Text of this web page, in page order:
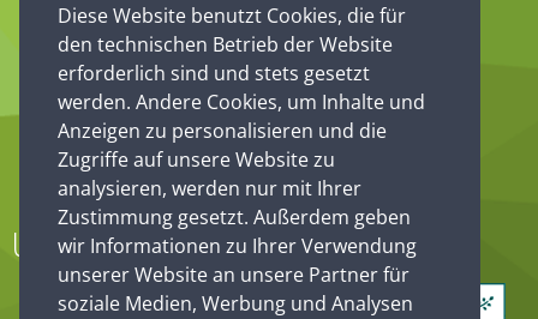
Diese Website benutzt Cookies, die für
den technischen Betrieb der Website
erforderlich sind und stets gesetzt
werden. Andere Cookies, um Inhalte und
Anzeigen zu personalisieren und die
Zugriffe auf unsere Website zu
analysieren, werden nur mit Ihrer
Zustimmung gesetzt. Außerdem geben
wir Informationen zu Ihrer Verwendung
unserer Website an unsere Partner für
soziale Medien, Werbung und Analysen
Unsere Partner